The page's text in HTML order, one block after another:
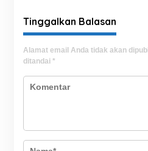
Tinggalkan Balasan
Alamat email Anda tidak akan
ditandai *